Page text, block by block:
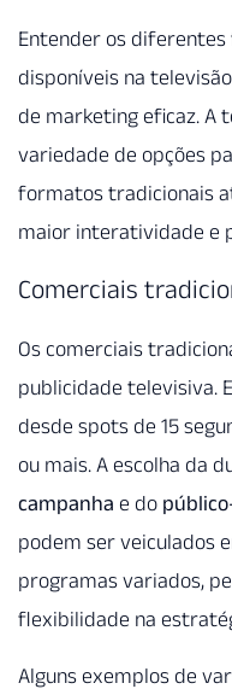
Entender os
disponíveis na
de marketing eficaz. A
variedade de opções
formatos tradicionais
maior interatividade e
Comerciais
Os comerciais
publicidade televisiva.
desde spots de 15
ou mais. A escolha da
campanha e do
podem ser veiculados
programas variados,
flexibilidade na
Alguns exemplos de